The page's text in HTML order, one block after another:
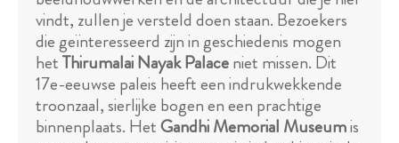
vindt, zullen je versteld doen staan. Bezoekers
die geïnteresseerd zijn in geschiedenis mogen
hetThirumalai Nayak Palaceniet missen. Dit
17e-eeuwse paleis heeft een indrukwekkende
troonzaal, sierlijke bogen en een prachtige
binnenplaats. HetGandhi Memorial Museumis